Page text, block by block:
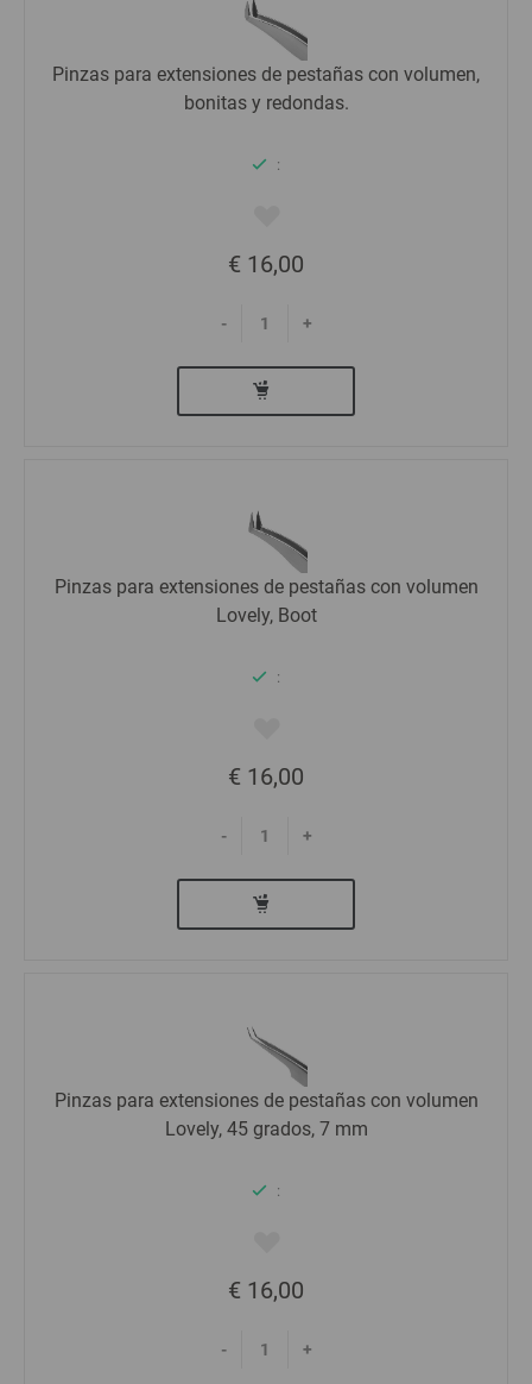
Pinzas para extensiones de pestañas con volumen,
bonitas y redondas.
:
€ 16,00
- +
Pinzas para extensiones de pestañas con volumen
Lovely, Boot
:
€ 16,00
- +
Pinzas para extensiones de pestañas con volumen
Lovely, 45 grados, 7 mm
:
€ 16,00
- +